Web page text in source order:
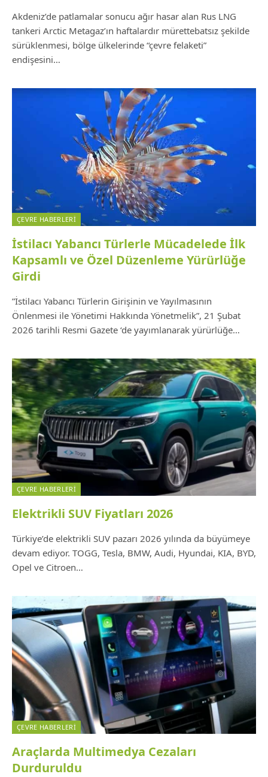
Akdeniz’de patlamalar sonucu ağır hasar alan Rus LNG
tankeri Arctic Metagaz’ın haftalardır mürettebatsız şekilde
sürüklenmesi, bölge ülkelerinde “çevre felaketi”
endişesini…
ÇEVRE HABERLERI
İstilacı Yabancı Türlerle Mücadelede İlk
Kapsamlı ve Özel Düzenleme Yürürlüğe
Girdi
​”İstilacı Yabancı Türlerin Girişinin ve Yayılmasının
Önlenmesi ile Yönetimi Hakkında Yönetmelik”, 21 Şubat
2026 tarihli Resmi Gazete ‘de yayımlanarak yürürlüğe…
ÇEVRE HABERLERI
Elektrikli SUV Fiyatları 2026
Türkiye’de elektrikli SUV pazarı 2026 yılında da büyümeye
devam ediyor. TOGG, Tesla, BMW, Audi, Hyundai, KIA, BYD,
Opel ve Citroen…
ÇEVRE HABERLERI
Araçlarda Multimedya Cezaları
Durduruldu